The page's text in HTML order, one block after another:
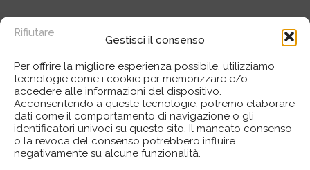
Gestisci il consenso
Per offrire la migliore esperienza possibile, utilizziamo
tecnologie come i cookie per memorizzare e/o
accedere alle informazioni del dispositivo.
Acconsentendo a queste tecnologie, potremo elaborare
dati come il comportamento di navigazione o gli
identificatori univoci su questo sito. Il mancato consenso
o la revoca del consenso potrebbero influire
negativamente su alcune funzionalità.
Rifiutare